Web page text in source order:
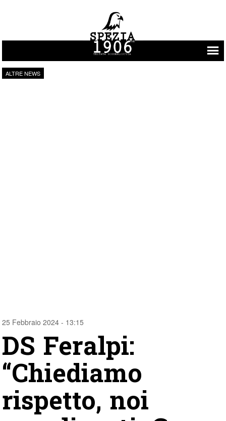
Vai al contenuto
ALTRE NEWS
25 Febbraio 2024 - 13:15
DS Feralpi:
“Chiediamo
rispetto, noi